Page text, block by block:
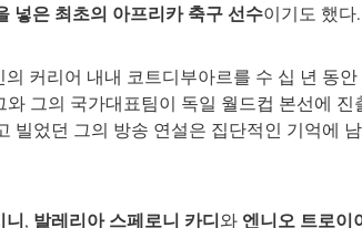
넣은 최초의 아프리카 축구 선수이기도 했다.
커리어 내내 코트디부아르를 수 십 년 동
그의 국가대표팀이 독일 월드컵 본선에
빌었던 그의 방송 연설은 집단적인 기억에
니, 발레리아 스페로니 카디와 엔니오 트로이